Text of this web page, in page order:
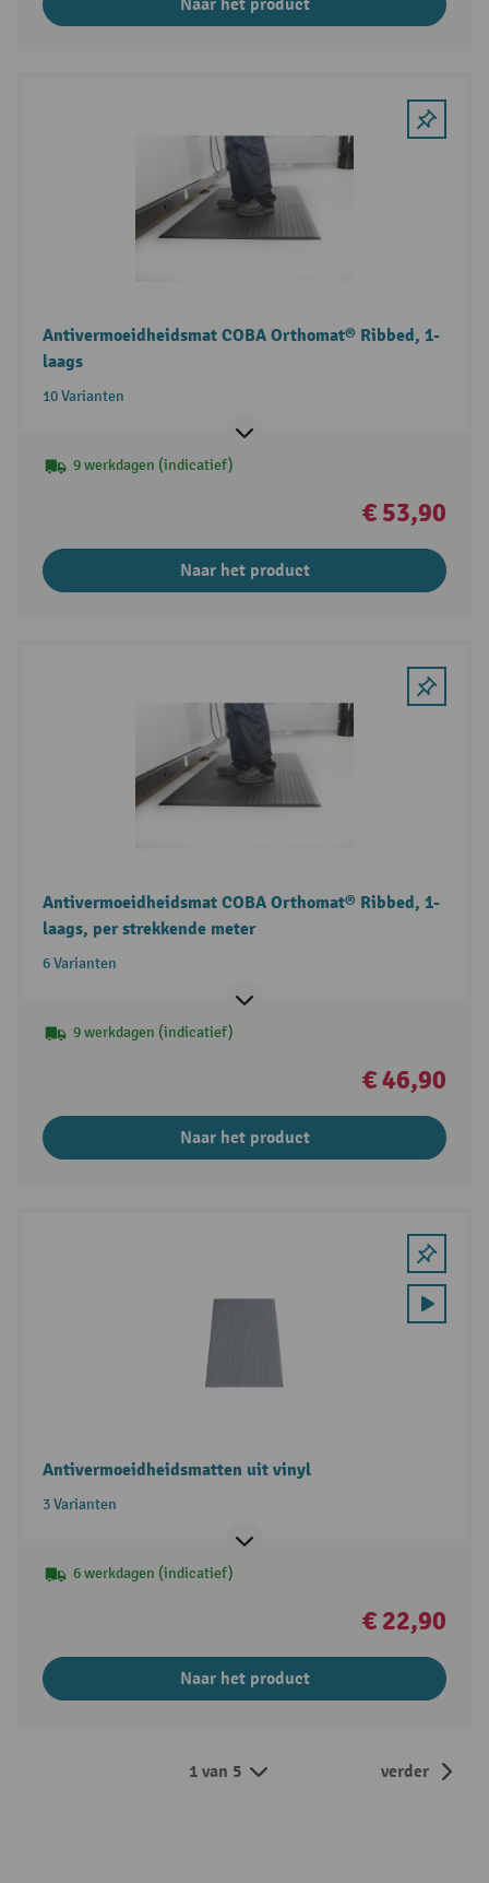
Antivermoeidheidsmat COBA Orthomat® Ribbed, 1-
laags
10 Varianten
9 werkdagen (indicatief)
€ 53,90
Naar het product
Antivermoeidheidsmat COBA Orthomat® Ribbed, 1-
laags, per strekkende meter
6 Varianten
9 werkdagen (indicatief)
€ 46,90
Naar het product
Antivermoeidheidsmatten uit vinyl
3 Varianten
6 werkdagen (indicatief)
€ 22,90
Naar het product
1 van 5 verder